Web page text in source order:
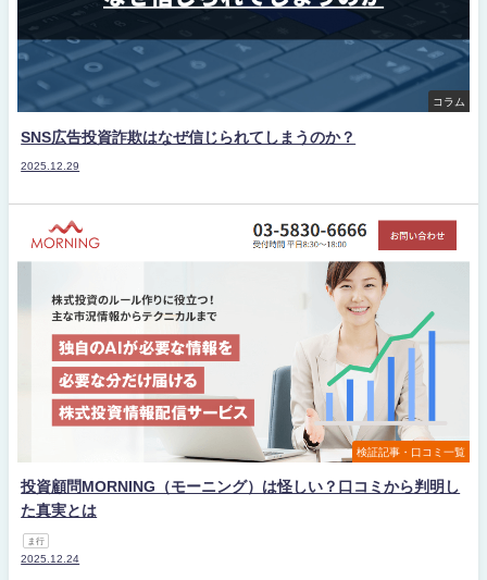
コラム
SNS広告投資詐欺はなぜ信じられてしまうのか？
2025.12.29
検証記事・口コミ一覧
投資顧問MORNING（モーニング）は怪しい？口コミから判明し
た真実とは
ま行
2025.12.24